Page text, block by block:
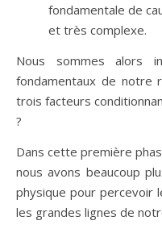
fondamentale de
et très complexe.
Nous sommes alors
fondamentaux de notre
trois facteurs
?
Dans cette première
nous avons beaucoup
physique pour percevoir
les grandes lignes de